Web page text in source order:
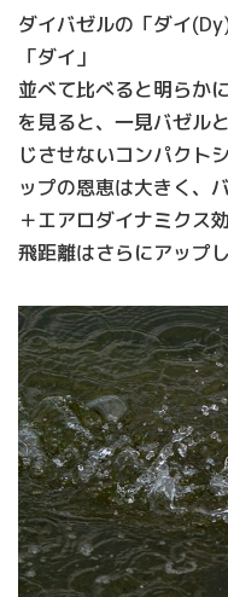
ダイバゼルの「ダイ
「ダイ」
並べて比べると明らか
を見ると、一見バゼル
じさせないコンパクト
ップの恩恵は大きく、
＋エアロダイナミクス
飛距離はさらにアップ